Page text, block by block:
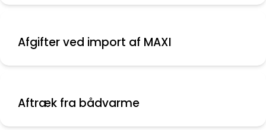
Afgifter ved import af MAXI
Aftræk fra bådvarme